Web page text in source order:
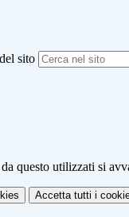
sito
questo utilizzati si
Accetta tutti i